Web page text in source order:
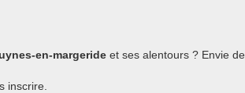
en-margeride et ses alentours ? Envie de
inscrire.